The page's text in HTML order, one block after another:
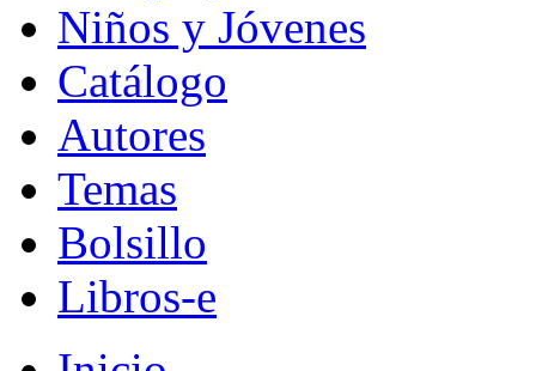
Niños y Jóvenes
Catálogo
Autores
Temas
Bolsillo
Libros-e